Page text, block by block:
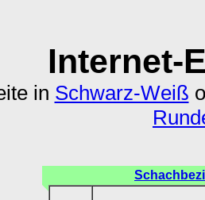
Internet-
in Schwarz-Weiß